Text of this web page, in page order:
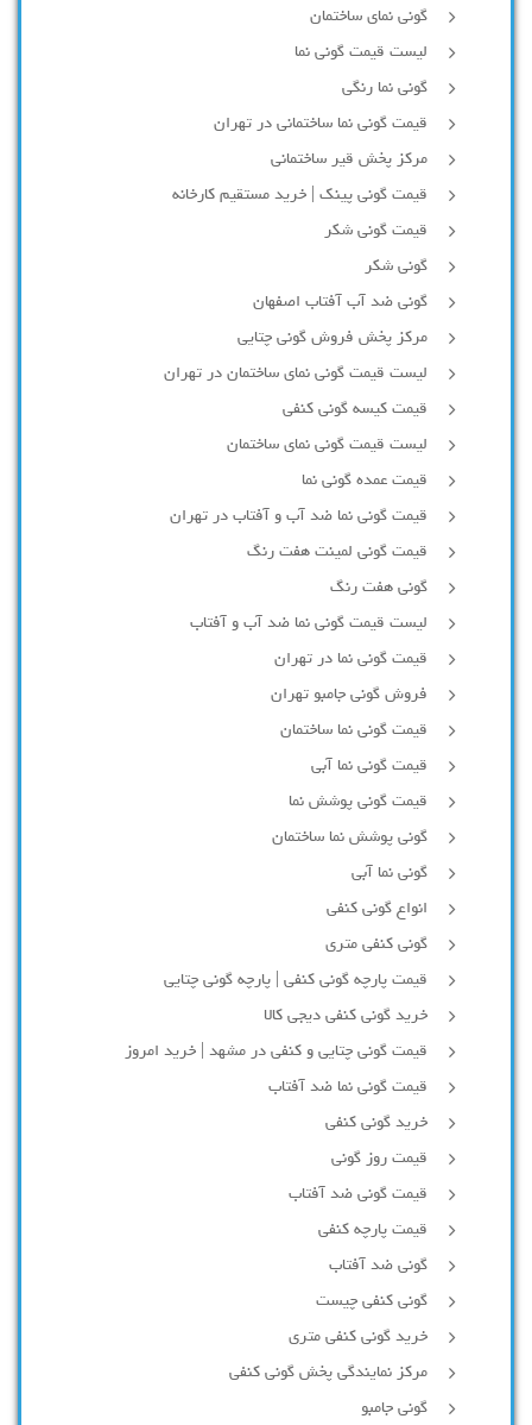
گونی نمای ساختمان
لیست قیمت گونی نما
گونی نما رنگی
قیمت گونی نما ساختمانی در تهران
مرکز پخش قیر ساختمانی
قیمت گونی پینک | خرید مستقیم کارخانه
قیمت گونی شکر
گونی شکر
گونی ضد آب آفتاب اصفهان
مرکز پخش فروش گونی چتایی
لیست قیمت گونی نمای ساختمان در تهران
قیمت کیسه گونی کنفی
لیست قیمت گونی نمای ساختمان
قیمت عمده گونی نما
قیمت گونی نما ضد آب و آفتاب در تهران
قیمت گونی لمینت هفت رنگ
گونی هفت رنگ
لیست قیمت گونی نما ضد آب و آفتاب
قیمت گونی نما در تهران
فروش گونی جامبو تهران
قیمت گونی نما ساختمان
قیمت گونی نما آبی
قیمت گونی پوشش نما
گونی پوشش نما ساختمان
گونی نما آبی
انواع گونی کنفی
گونی کنفی متری
قیمت پارچه گونی کنفی | پارچه گونی چتایی
خرید گونی کنفی دیجی کالا
قیمت گونی چتایی و کنفی در مشهد | خرید امروز
قیمت گونی نما ضد آفتاب
خرید گونی کنفی
قیمت روز گونی
قیمت گونی ضد آفتاب
قیمت پارچه کنفی
گونی ضد آفتاب
گونی کنفی چیست
خرید گونی کنفی متری
مرکز نمایندگی پخش گونی کنفی
گونی جامبو